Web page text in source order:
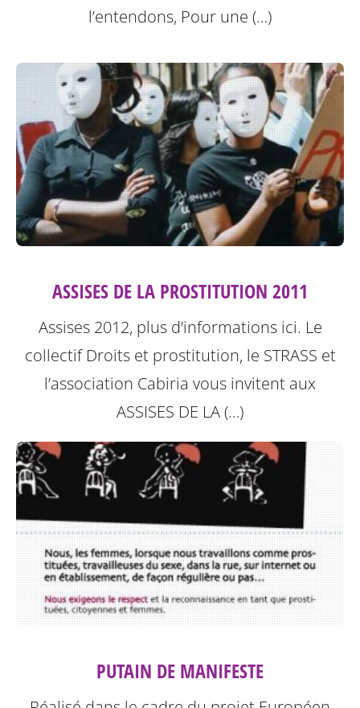
l’entendons, Pour une (…)
ASSISES DE LA PROSTITUTION 2011
Assises 2012, plus d’informations ici. Le
collectif Droits et prostitution, le STRASS et
l’association Cabiria vous invitent aux
ASSISES DE LA (…)
PUTAIN DE MANIFESTE